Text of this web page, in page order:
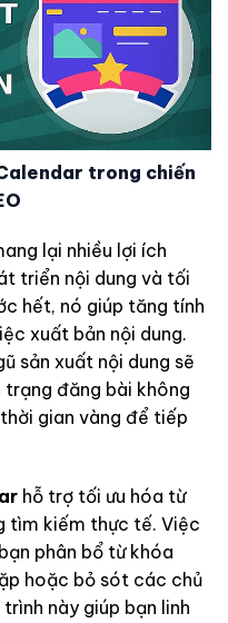
trong chiến
lại nhiều lợi ích
triển nội dung và tối
hết, nó giúp tăng tính
xuất bản nội dung.
sản xuất nội dung sẽ
trạng đăng bài không
gian vàng để tiếp
hỗ trợ tối ưu hóa từ
tìm kiếm thực tế. Việc
phân bổ từ khóa
hoặc bỏ sót các chủ
này giúp bạn linh